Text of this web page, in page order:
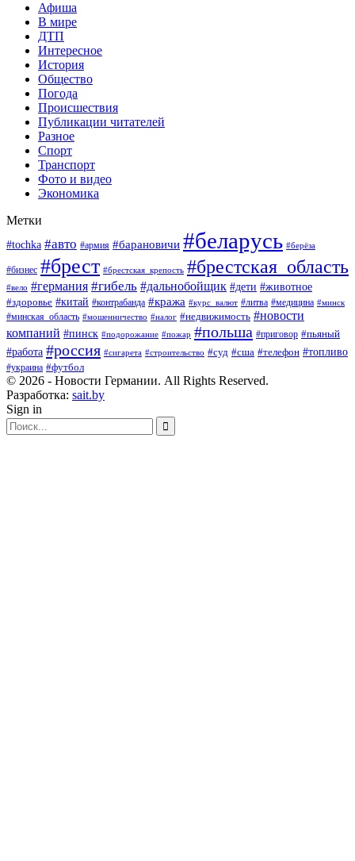
Афиша
В мире
ДТП
Интересное
История
Общество
Погода
Происшествия
Публикации читателей
Разное
Спорт
Транспорт
Фото и видео
Экономика
Метки
#tochka #авто #армия #барановичи #беларусь #берёза
#бизнес #брест #брестская_крепость #брестская_область
#вело #германия #гибель #дальнобойщик #дети #животное
#здоровье #китай #контрабанда #кража #курс_валют #литва #медицина #минск
#минская_область #мошенничество #налог #недвижимость #новости
компаний #пинск #подорожание #пожар #польша #приговор #пьяный
#работа #россия #сигарета #строительство #суд #сша #телефон #топливо
#украина #футбол
© 2026 - Новости Германии. All Rights Reserved.
Разработка: sait.by
Sign in